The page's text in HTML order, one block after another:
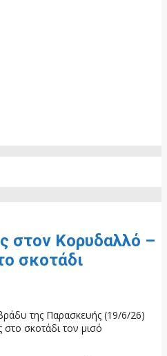
στον Κορυδαλλό –
σκοτάδι
της Παρασκευής (19/6/26)
στο σκοτάδι τον μισό